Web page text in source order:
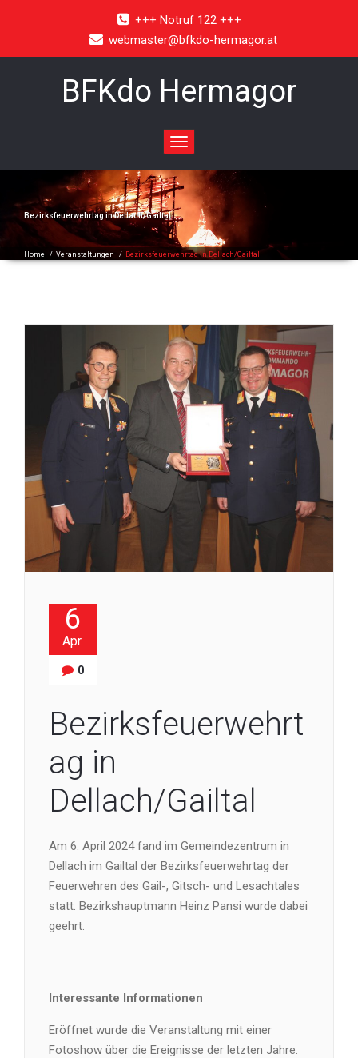
+++ Notruf 122 +++
webmaster@bfkdo-hermagor.at
BFKdo Hermagor
Toggle
navigation
Bezirksfeuerwehrtag in Dellach/Gailtal
Home / Veranstaltungen / Bezirksfeuerwehrtag in Dellach/Gailtal
6
Apr.
0
Bezirksfeuerwehrt
ag in
Dellach/Gailtal
Am 6. April 2024 fand im Gemeindezentrum in
Dellach im Gailtal der Bezirksfeuerwehrtag der
Feuerwehren des Gail-, Gitsch- und Lesachtales
statt. Bezirkshauptmann Heinz Pansi wurde dabei
geehrt.
Interessante Informationen
Eröffnet wurde die Veranstaltung mit einer
Fotoshow über die Ereignisse der letzten Jahre.